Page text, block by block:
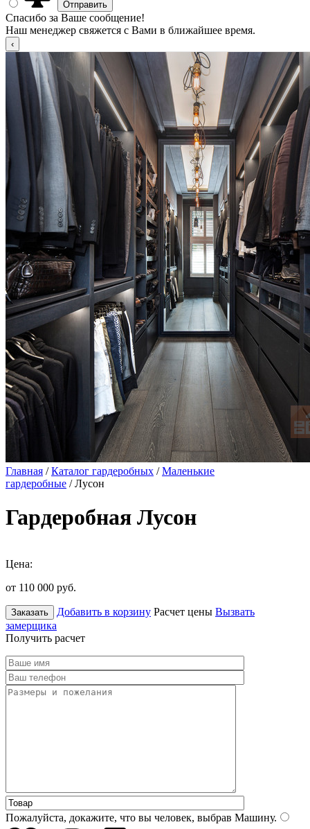
Спасибо за Ваше сообщение!
Наш менеджер свяжется с Вами в ближайшее время.
Главная /Каталог гардеробных /Маленькие
гардеробные / Лусон
Гардеробная Лусон
Цена:
от 110 000 руб.
Заказать Добавить в корзину Расчет цены Вызвать
замерщика
Получить расчет
Пожалуйста, докажите, что вы человек, выбрав Машину.